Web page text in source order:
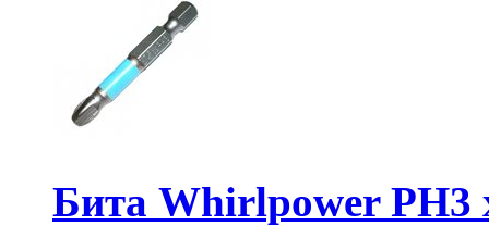
Бита Whirlpower PН3